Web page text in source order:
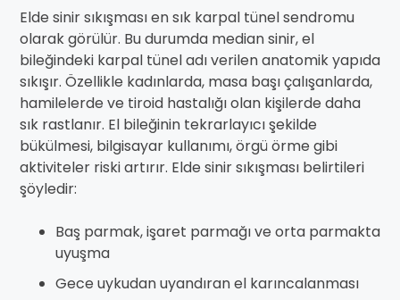
Elde sinir sıkışması en sık karpal tünel sendromu
olarak görülür. Bu durumda median sinir, el
bileğindeki karpal tünel adı verilen anatomik yapıda
sıkışır. Özellikle kadınlarda, masa başı çalışanlarda,
hamilelerde ve tiroid hastalığı olan kişilerde daha
sık rastlanır. El bileğinin tekrarlayıcı şekilde
bükülmesi, bilgisayar kullanımı, örgü örme gibi
aktiviteler riski artırır. Elde sinir sıkışması belirtileri
şöyledir:
Baş parmak, işaret parmağı ve orta parmakta
uyuşma
Gece uykudan uyandıran el karıncalanması